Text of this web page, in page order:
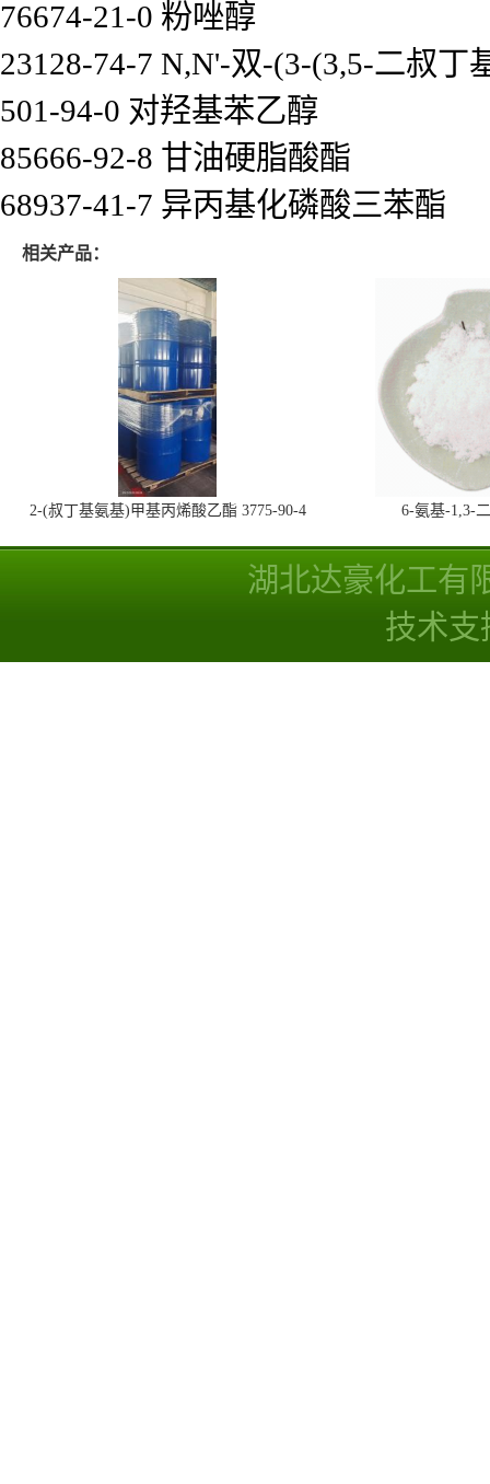
76674-21-0 粉唑醇
23128-74-7 N,N'-双-(3-(3,5-二叔
501-94-0 对羟基苯乙醇
85666-92-8 甘油硬脂酸酯
68937-41-7 异丙基化磷酸三苯酯
相关产品：
2-(叔丁基氨基)甲基丙烯酸乙酯 3775-90-4 6-氨基-1,3-
湖北达豪化工有
技术